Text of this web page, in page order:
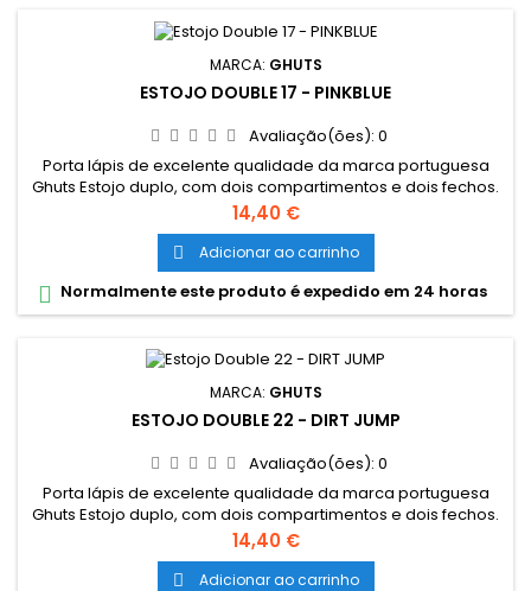
MARCA: GHUTS
ESTOJO DOUBLE 17 - PINKBLUE
Avaliação(ões): 0
Porta lápis de excelente qualidade da marca portuguesa
Ghuts Estojo duplo, com dois compartimentos e dois fechos.
Dimensões: 20,5 x 9,5 x 8 cm Características: Polyester 600D;
Fechos e cursor certificados YKK
Preço
14,40 €
 Adicionar ao carrinho
 Normalmente este produto é expedido em 24 horas
MARCA: GHUTS
ESTOJO DOUBLE 22 - DIRT JUMP
Avaliação(ões): 0
Porta lápis de excelente qualidade da marca portuguesa
Ghuts Estojo duplo, com dois compartimentos e dois fechos.
Dimensões: 20,5 x 9,5 x 8 cm Características: Polyester 600D;
Fechos e cursor certificados YKK
Preço
14,40 €
 Adicionar ao carrinho